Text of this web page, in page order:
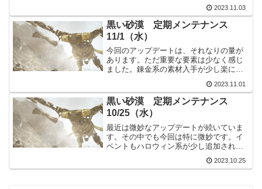
い込んでいました。スキルポイントカン
スト正直何時頃からカンストしていたの
か分かりません。...
2023.11.03
黒い砂漠 定期メンテナンス
11/1（水）
今回のアップデートは、それなりの量が
あります。ただ重要な要素は少なく感じ
ました。錬金系の素材入手が少し楽にな
えるようになった事、くらいでしょう
か。イベントは戦闘、生活、ドロップ率
アップと、かなり良い感じで...
2023.11.01
黒い砂漠 定期メンテナンス
10/25（水）
最近は微妙なアップデートが続いていま
す。その中でも今回は特に微妙です。イ
ベントもハロウィン系が少し追加された
です。主要アップデートコンテンツ深い
2023.10.25